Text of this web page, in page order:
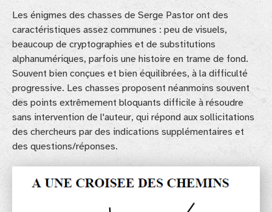
Les énigmes des chasses de Serge Pastor ont des
caractéristiques assez communes : peu de visuels,
beaucoup de cryptographies et de substitutions
alphanumériques, parfois une histoire en trame de fond.
Souvent bien conçues et bien équilibrées, à la difficulté
progressive. Les chasses proposent néanmoins souvent
des points extrêmement bloquants difficile à résoudre
sans intervention de l'auteur, qui répond aux sollicitations
des chercheurs par des indications supplémentaires et
des questions/réponses.